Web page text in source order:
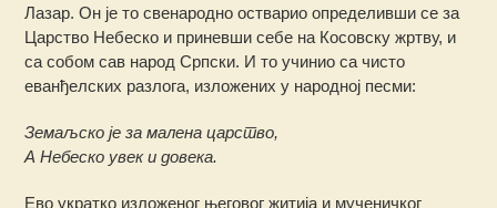
Лазар. Он је то свенародно остварио определивши се за
Царство Небеско и приневши себе на Косовску жртву, и
са собом сав народ Српски. И то учинио са чисто
еванђелских разлога, изложених у народној песми:
Земаљско је за малена царство,
А Небеско увек и довека.
Ево укратко изложеног његовог житија и мученичког